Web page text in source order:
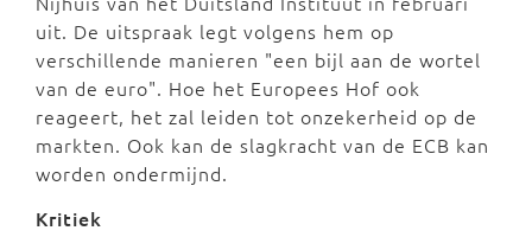
uit. De uitspraak legt volgens hem op
verschillende manieren "een bijl aan de wortel
van de euro". Hoe het Europees Hof ook
reageert, het zal leiden tot onzekerheid op de
markten. Ook kan de slagkracht van de ECB kan
worden ondermijnd.
Kritiek